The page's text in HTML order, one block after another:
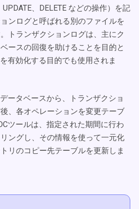
、DELETE などの操作）を記
ンログと呼ばれる別のファイルを
トランザクションログは、主にク
ースの回復を助けることを目的と
有効化する目的でも使用されま
ータベースから、トランザクショ
、各オペレーションを変更テーブ
ツールは、指定された期間に行わ
ングし、その情報を使って一元化
リのコピー先テーブルを更新しま